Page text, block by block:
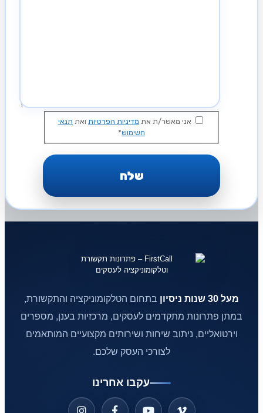
אני מאשר/ת את מדיניות הפרטיות ואת תנאי
השימוש*
מעל 30 שנות ניסיון
בתחום הטלקומוניקציה והתקשורת,
במתן פתרונות מתקדמים לעסקים, מרכזיות בענן, מספרים
וירטואליים, ניתוב שיחות ושירותים מקצועיים המותאמים
לצורכי העסק שלכם.
עקבו אחרינו